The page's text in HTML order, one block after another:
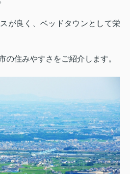
が良く、ベッドタウンとして栄
の住みやすさをご紹介します。